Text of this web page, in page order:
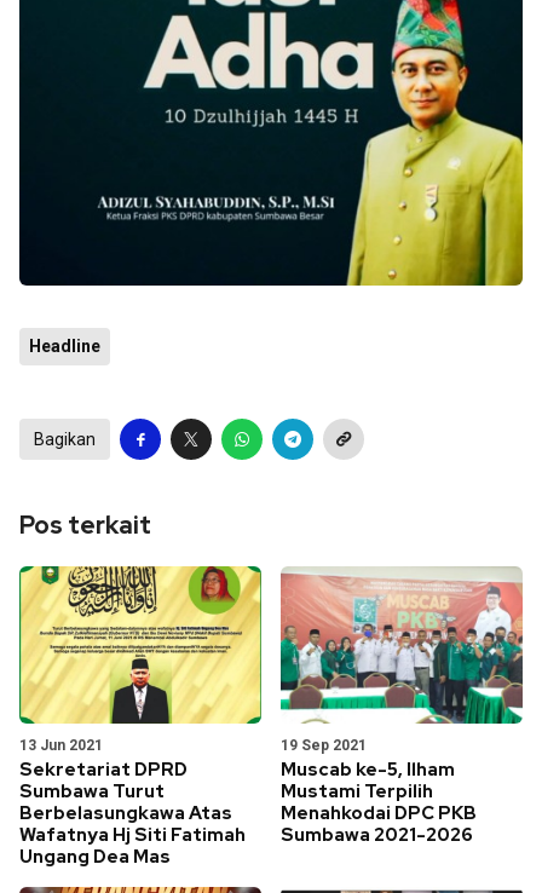
Headline
Bagikan
Pos terkait
13 Jun 2021
Sekretariat DPRD
Sumbawa Turut
Berbelasungkawa Atas
Wafatnya Hj Siti Fatimah
Ungang Dea Mas
19 Sep 2021
Muscab ke-5, Ilham
Mustami Terpilih
Menahkodai DPC PKB
Sumbawa 2021-2026